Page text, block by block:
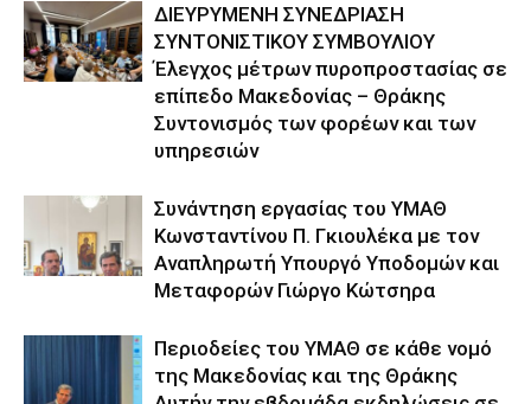
ΔΙΕΥΡΥΜΕΝΗ ΣΥΝΕΔΡΙΑΣΗ
ΣΥΝΤΟΝΙΣΤΙΚΟΥ ΣΥΜΒΟΥΛΙΟΥ
Έλεγχος μέτρων πυροπροστασίας σε
επίπεδο Μακεδονίας – Θράκης
Συντονισμός των φορέων και των
υπηρεσιών
Συνάντηση εργασίας του ΥΜΑΘ
Κωνσταντίνου Π. Γκιουλέκα με τον
Αναπληρωτή Υπουργό Υποδομών και
Μεταφορών Γιώργο Κώτσηρα
Περιοδείες του ΥΜΑΘ σε κάθε νομό
της Μακεδονίας και της Θράκης